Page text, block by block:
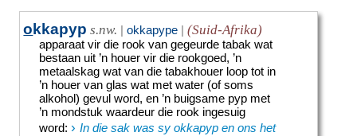
okkapyp s.nw. |okkapype | (Suid-Afrika)
apparaat vir die rook van gegeurde tabak wat
bestaan uit ’n houer vir die rookgoed, ’n
metaalskag wat van die tabakhouer loop tot in
’n houer van glas wat met water (of soms
alkohol) gevul word, en ’n buigsame pyp met
’n mondstuk waardeur die rook ingesuig
word:› In die sak was sy okkapyp en ons het